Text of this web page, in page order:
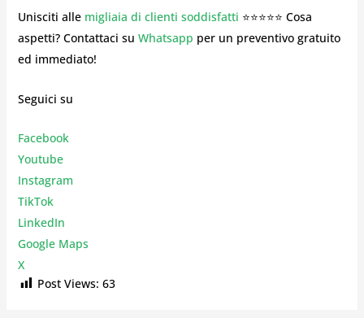
Unisciti alle migliaia di clienti soddisfatti ⭐⭐⭐⭐⭐ Cosa
aspetti? Contattaci su Whatsapp per un preventivo gratuito
ed immediato!
Seguici su
Facebook
Youtube
Instagram
TikTok
LinkedIn
Google Maps
X
Post Views: 63